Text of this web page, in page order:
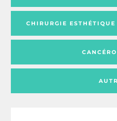
CHIRURGIE